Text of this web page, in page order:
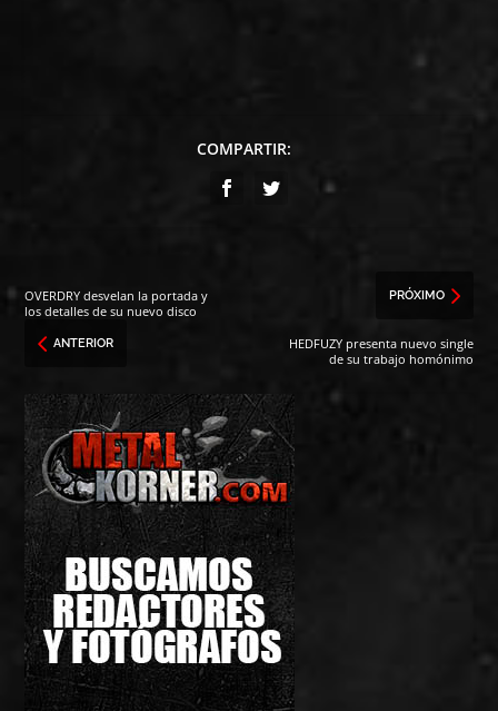
COMPARTIR:
OVERDRY desvelan la portada y
los detalles de su nuevo disco
ANTERIOR
PRÓXIMO
HEDFUZY presenta nuevo single
de su trabajo homónimo